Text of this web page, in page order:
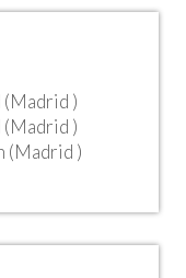
)
)
(Madrid )